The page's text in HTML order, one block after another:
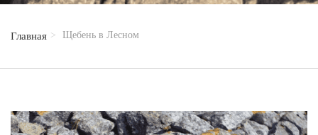
Главная Щебень в Лесном